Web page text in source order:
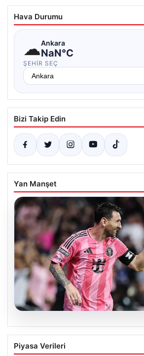
Hava Durumu
☁Ankara
NaN°C
ŞEHIR SEÇ
Bizi Takip Edin
Yan Manşet
06.08.2026
Dünya Kupası sonrası da
Messi yapacağını yaptı
Piyasa Verileri